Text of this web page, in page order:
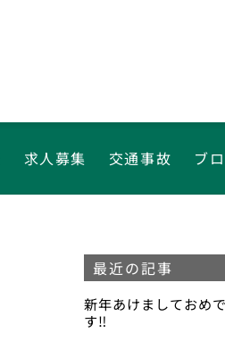
求人募集 交通事故 ブ
最近の記事
新年あけましておめ
す‼